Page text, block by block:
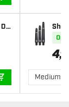
IN WINKELWAGEN
Shot
Op
4,95
Medium